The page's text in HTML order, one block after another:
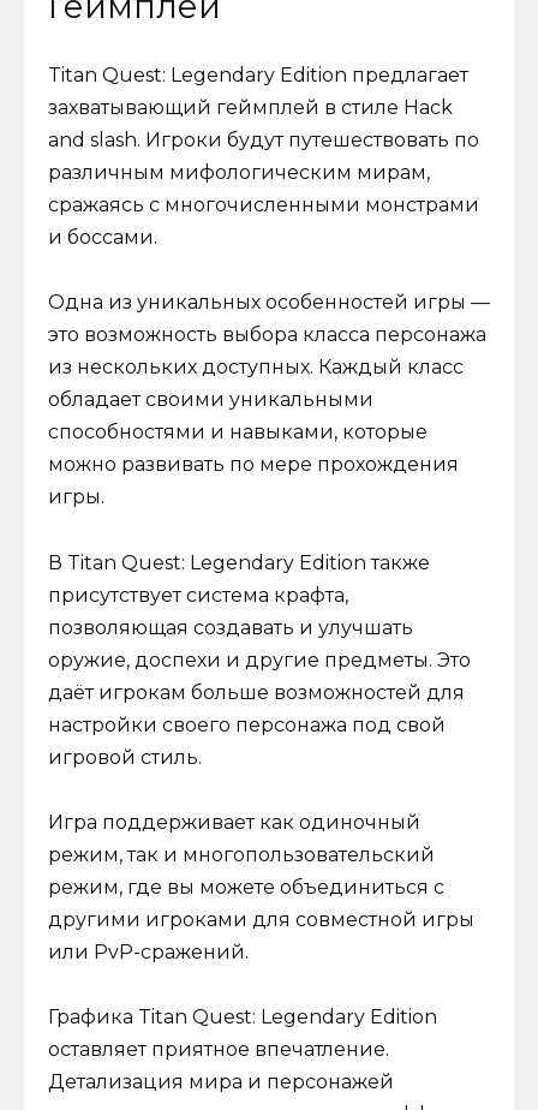
Titan Quest: Legendary Edition предлагает
захватывающий геймплей в стиле Hack
and slash. Игроки будут путешествовать по
различным мифологическим мирам,
сражаясь с многочисленными монстрами
и боссами.
Одна из уникальных особенностей игры —
это возможность выбора класса персонажа
из нескольких доступных. Каждый класс
обладает своими уникальными
способностями и навыками, которые
можно развивать по мере прохождения
игры.
В Titan Quest: Legendary Edition также
присутствует система крафта,
позволяющая создавать и улучшать
оружие, доспехи и другие предметы. Это
даёт игрокам больше возможностей для
настройки своего персонажа под свой
игровой стиль.
Игра поддерживает как одиночный
режим, так и многопользовательский
режим, где вы можете объединиться с
другими игроками для совместной игры
или PvP-сражений.
Графика Titan Quest: Legendary Edition
оставляет приятное впечатление.
Детализация мира и персонажей